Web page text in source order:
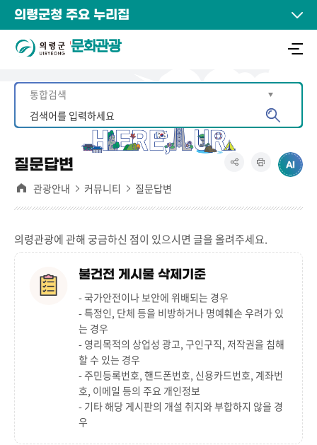
의령군청 주요 누리집
문화관광
질문답변
관광안내 커뮤니티 질문답변
의령관광에 관해 궁금하신 점이 있으시면 글을 올려주세요.
불건전 게시물 삭제기준
- 국가안전이나 보안에 위배되는 경우
- 특정인, 단체 등을 비방하거나 명예훼손 우려가 있
는 경우
- 영리목적의 상업성 광고, 구인구직, 저작권을 침해
할 수 있는 경우
- 주민등록번호, 핸드폰번호, 신용카드번호, 계좌번
호, 이메일 등의 주요 개인정보
- 기타 해당 게시판의 개설 취지와 부합하지 않을 경
우